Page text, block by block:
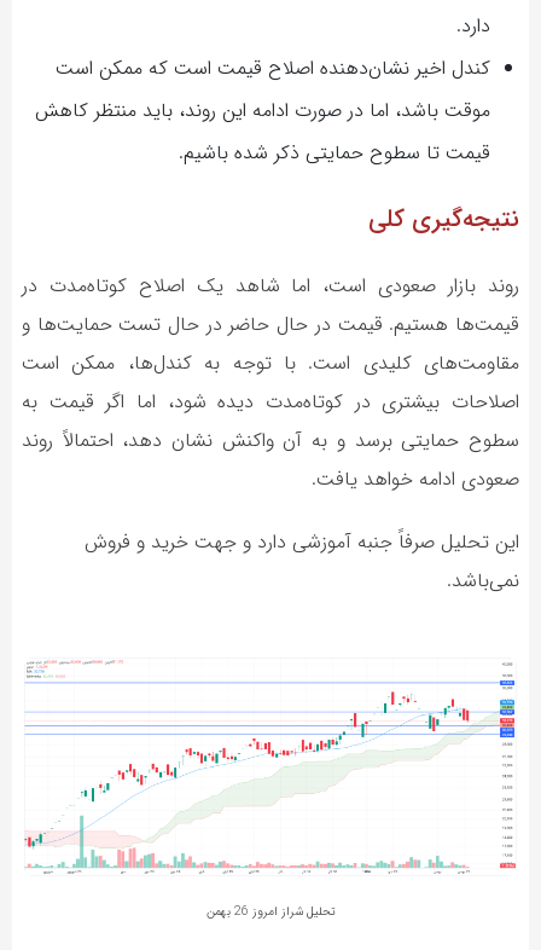
دارد.
کندل اخیر نشان‌دهنده اصلاح قیمت است که ممکن است
موقت باشد، اما در صورت ادامه این روند، باید منتظر کاهش
قیمت تا سطوح حمایتی ذکر شده باشیم.
نتیجه‌گیری کلی
روند بازار صعودی است، اما شاهد یک اصلاح کوتاه‌مدت در
قیمت‌ها هستیم. قیمت در حال حاضر در حال تست حمایت‌ها و
مقاومت‌های کلیدی است. با توجه به کندل‌ها، ممکن است
اصلاحات بیشتری در کوتاه‌مدت دیده شود، اما اگر قیمت به
سطوح حمایتی برسد و به آن واکنش نشان دهد، احتمالاً روند
صعودی ادامه خواهد یافت.
این تحلیل صرفاً جنبه آموزشی دارد و جهت خرید و فروش
نمی‌باشد.
تحلیل شراز امروز 26 بهمن